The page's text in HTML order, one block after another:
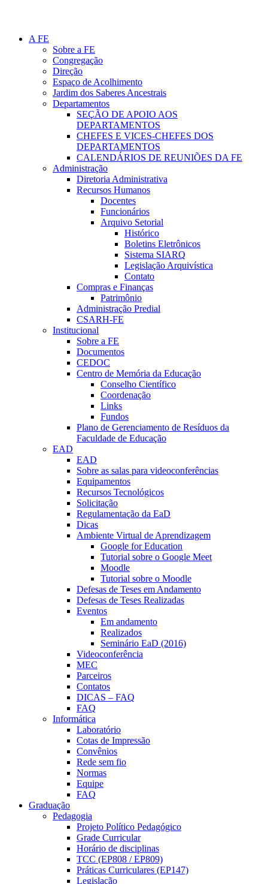
A FE
Sobre a FE
Congregação
Direção
Espaço de Acolhimento
Jardim dos Saberes Ancestrais
Departamentos
SEÇÃO DE APOIO AOS
DEPARTAMENTOS
CHEFES E VICES-CHEFES DOS
DEPARTAMENTOS
CALENDÁRIOS DE REUNIÕES DA FE
Administração
Diretoria Administrativa
Recursos Humanos
Docentes
Funcionários
Arquivo Setorial
Histórico
Boletins Eletrônicos
Sistema SIARQ
Legislação Arquivística
Contato
Compras e Finanças
Patrimônio
Administração Predial
CSARH-FE
Institucional
Sobre a FE
Documentos
CEDOC
Centro de Memória da Educação
Conselho Científico
Coordenação
Links
Fundos
Plano de Gerenciamento de Resíduos da
Faculdade de Educação
EAD
EAD
Sobre as salas para videoconferências
Equipamentos
Recursos Tecnológicos
Solicitação
Regulamentação da EaD
Dicas
Ambiente Virtual de Aprendizagem
Google for Education
Tutorial sobre o Google Meet
Moodle
Tutorial sobre o Moodle
Defesas de Teses em Andamento
Defesas de Teses Realizadas
Eventos
Em andamento
Realizados
Seminário EaD (2016)
Videoconferência
MEC
Parceiros
Contatos
DICAS – FAQ
FAQ
Informática
Laboratório
Cotas de Impressão
Convênios
Rede sem fio
Normas
Equipe
FAQ
Graduação
Pedagogia
Projeto Político Pedagógico
Grade Curricular
Horário de disciplinas
TCC (EP808 / EP809)
Práticas Curriculares (EP147)
Legislação